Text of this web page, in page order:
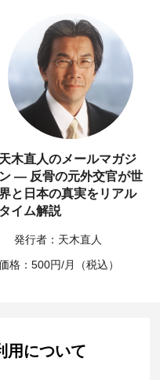
天木直人のメールマガジ
ン ― 反骨の元外交官が世
と日本の真実をリアル
タイム解説
発行者：天木直人
格：500円/月（税込）
用について